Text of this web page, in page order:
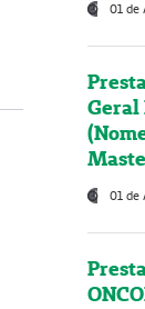
01 de
Geral
01 de